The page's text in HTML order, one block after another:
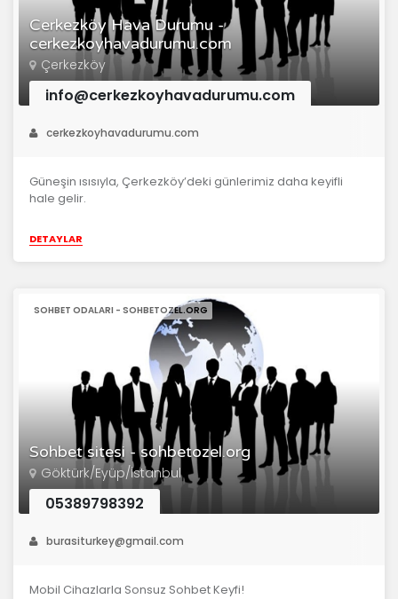
Cerkezköy Hava Durumu -
cerkezkoyhavadurumu.com
Çerkezköy
info@cerkezkoyhavadurumu.com
cerkezkoyhavadurumu.com
Güneşin ısısıyla, Çerkezköy’deki günlerimiz daha keyifli
hale gelir.
DETAYLAR
Sohbet sitesi - sohbetozel.org
SOHBET ODALARI - SOHBETOZEL.ORG
Göktürk/Eyüp/İstanbul
05389798392
burasiturkey@gmail.com
Mobil Cihazlarla Sonsuz Sohbet Keyfi!